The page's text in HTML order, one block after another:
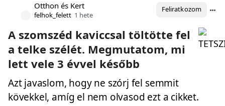
Otthon és Kert
felhok_felett 1 hete
Feliratkozom
A szomszéd kaviccsal töltötte fel
a telke szélét. Megmutatom, mi
lett vele 3 évvel később
Azt javaslom, hogy ne szórj fel semmit
kövekkel, amíg el nem olvasod ezt a cikket.